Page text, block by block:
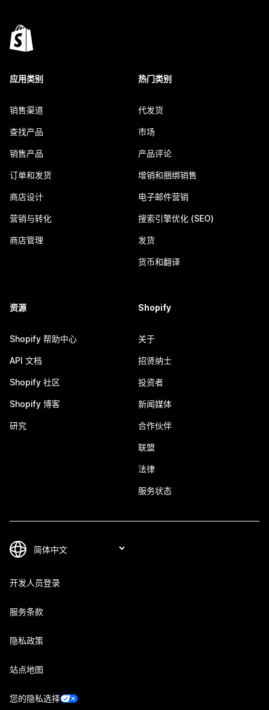
应用类别
销售渠道
查找产品
销售产品
订单和发货
商店设计
营销与转化
商店管理
热门类别
代发货
市场
产品评论
增销和捆绑销售
电子邮件营销
搜索引擎优化 (SEO)
发货
货币和翻译
资源
Shopify 帮助中心
API 文档
Shopify 社区
Shopify 博客
研究
Shopify
关于
招贤纳士
投资者
新闻媒体
合作伙伴
联盟
法律
服务状态
开发人员登录
服务条款
隐私政策
站点地图
您的隐私选择